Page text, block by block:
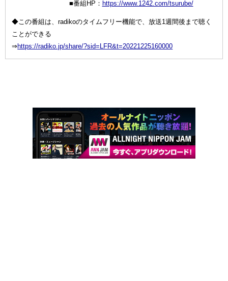
■番組HP： https://www.1242.com/tsurube/
◆この番組は、radikoのタイムフリー機能で、放送1週間後まで聴く
ことができる
⇒https://radiko.jp/share/?sid=LFR&t=20221225160000